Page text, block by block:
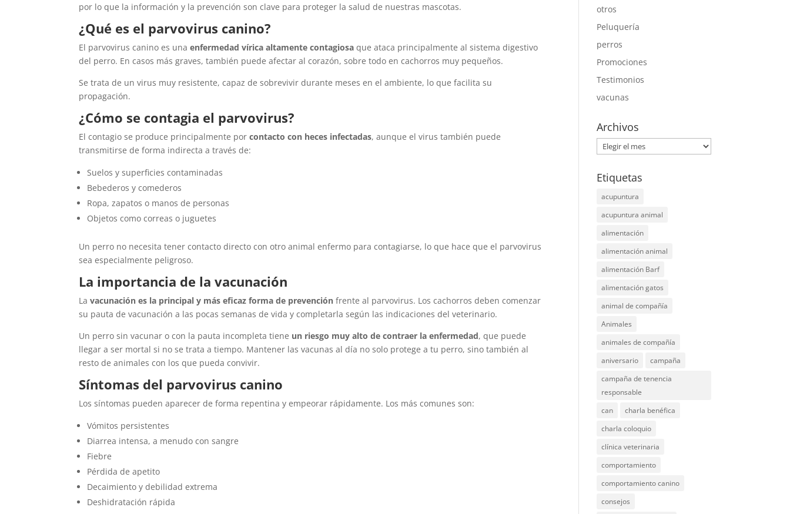
por lo que la información y la prevención son clave para proteger la salud de nuestras mascotas.
¿Qué es el parvovirus canino?
El parvovirus canino es unaenfermedad vírica altamente contagiosa que ataca principalmente al sistema digestivo
del perro. En casos más graves, también puede afectar al corazón, sobre todo en cachorros muy pequeños.
Se trata de un virus muy resistente, capaz de sobrevivir durante meses en el ambiente, lo que facilita su
propagación.
¿Cómo se contagia el parvovirus?
El contagio se produce principalmente porcontacto con heces infectadas, aunque el virus también puede
transmitirse de forma indirecta a través de:
Suelos y superficies contaminadas
Bebederos y comederos
Ropa, zapatos o manos de personas
Objetos como correas o juguetes
Un perro no necesita tener contacto directo con otro animal enfermo para contagiarse, lo que hace que el parvovirus
sea especialmente peligroso.
La importancia de la vacunación
Lavacunación es la principal y más eficaz forma de prevención frente al parvovirus. Los cachorros deben comenzar
su pauta de vacunación a las pocas semanas de vida y completarla según las indicaciones del veterinario.
Un perro sin vacunar o con la pauta incompleta tiene un riesgo muy alto de contraer la enfermedad, que puede
llegar a ser mortal si no se trata a tiempo. Mantener las vacunas al día no solo protege a tu perro, sino también al
resto de animales con los que pueda convivir.
Síntomas del parvovirus canino
Los síntomas pueden aparecer de forma repentina y empeorar rápidamente. Los más comunes son:
Vómitos persistentes
Diarrea intensa, a menudo con sangre
Fiebre
Pérdida de apetito
Decaimiento y debilidad extrema
Deshidratación rápida
otros
Peluquería
perros
Promociones
Testimonios
vacunas
Archivos
Archivos
Etiquetas
acupuntura
acupuntura animal
alimentación
alimentación animal
alimentación Barf
alimentación gatos
animal de compañía
Animales
animales de compañía
aniversario
campaña
campaña de tenencia
responsable
can
charla benéfica
charla coloquio
clínica veterinaria
comportamiento
comportamiento canino
consejos